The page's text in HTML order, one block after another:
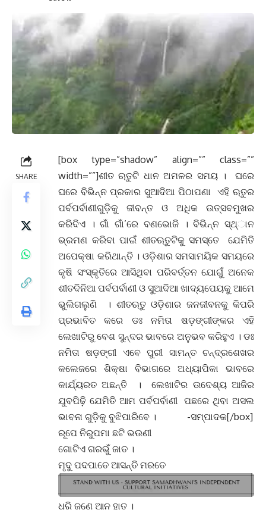
SHARE
[box type=”shadow” align=”” class=””
width=””]ଶୀତ ଋତୁଟି ଧାନ ଅମଳର ସମୟ । ଘରେ
ଘରେ ବିଭିନ୍ନ ପ୍ରକାର ସୁଆଦିଆ ପିଠାପଣା ଏହି ଋତୁର
ପର୍ବପର୍ବାଣୀଗୁଡ଼ିକୁ ଜୀବନ୍ତ ଓ ଅଧିକ ଉତ୍ସବମୁଖର
କରିଦିଏ । ଗାଁ ଗାଁ’ରେ ବଣଭୋଜି । ବିଭିନ୍ନ ସ୍ଥ୍ାନ
ଭ୍ରମଣ କରିବା ପାଇଁ ଶୀତଋତୁଟିକୁ ସମସ୍ତେ ଯେମିତି
ଅପେକ୍ଷା କରିଥାନ୍ତି । ଓଡ଼ିଶାର ସମସାମୟିକ ସମୟରେ
କୃଷି ସଂସ୍କୃତିରେ ଆସିଥିବା ପରିବର୍ତ୍ତନ ଯୋଗୁଁ ଅନେକ
ଶୀତଦିନିଆ ପର୍ବପର୍ବାଣୀ ଓ ସୁଆଦିଆ ଖାଦ୍ୟପେୟକୁ ଆମେ
ଭୁଲିଗଲୁଣି । ଶୀତଋତୁ ଓଡ଼ିଶାର ଜନଜୀବନକୁ କିପରି
ପ୍ରଭାବିତ କରେ ଡଃ ନମିତା ଷଡ଼ଙ୍ଗୀଙ୍କର ଏହି
ଲେଖାଟିରୁ ବେଶ ସୁନ୍ଦର ଭାବରେ ଅନୁଭବ କରିହୁଏ । ଡଃ
ନମିତା ଷଡ଼ଙ୍ଗୀ ଏବେ ପୁରୀ ସାମନ୍ତ ଚନ୍ଦ୍ରଶେଖର
କଲେଜରେ ଶିକ୍ଷା ବିଭାଗରେ ଅଧ୍ୟାପିକା ଭାବରେ
କାର୍ଯ୍ୟରତ ଅଛନ୍ତି । ଲେଖାଟିର ଉଦେଶ୍ୟ ଆଜିର
ଯୁବପିଢ଼ି ଯେମିତି ଆମ ପର୍ବପର୍ବାଣୀ ପଛରେ ଥିବା ଅସଲ
ଭାବନା ଗୁଡ଼ିକୁ ବୁଝିପାରିବେ । -ସମ୍ପାଦକ[/box]
ରୂପେ ନିରୁପମା ଛଟି ଭଉଣୀ
ଗୋଟିଏ ଗରଭୁଁ ଜାତ ।
ମୃଦୁ ପଦପାତେ ଆସନ୍ତି ମରତେ
ଧରି ଜଣେ ଆନ ହାତ ।